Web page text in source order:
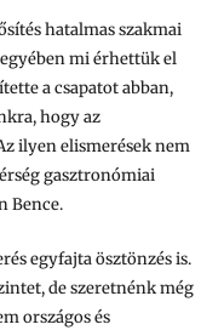
hatalmas szakmai
mi érhettük el
a csapatot abban,
hogy az
ilyen elismerések nem
gasztronómiai
Bence.
egyfajta ösztönzés is.
de szeretnénk még
országos és